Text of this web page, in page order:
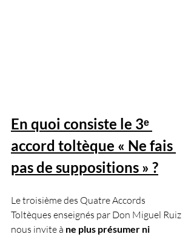
En quoi consiste le 3ᵉ
accord toltèque « Ne fais
pas de suppositions » ?
Le troisième des Quatre Accords
Toltèques enseignés par Don Miguel Ruiz
nous invite à ne plus présumer ni